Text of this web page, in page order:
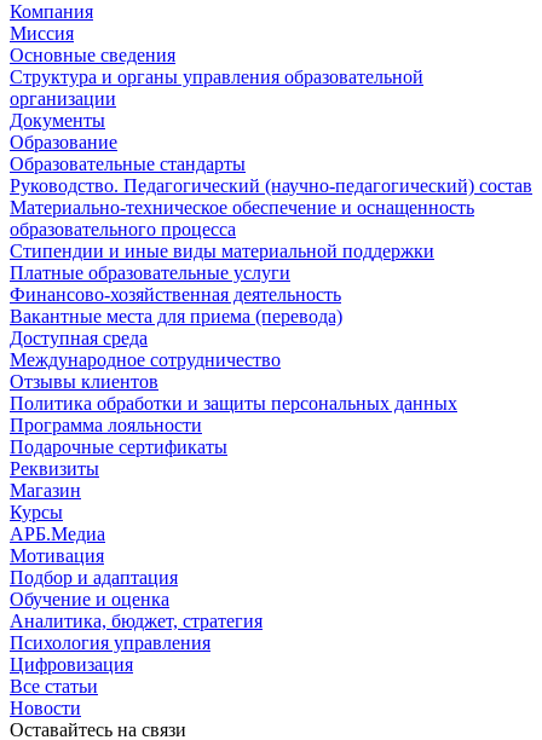
Компания
Миссия
Основные сведения
Структура и органы управления образовательной
организации
Документы
Образование
Образовательные стандарты
Руководство. Педагогический (научно-педагогический) состав
Материально-техническое обеспечение и оснащенность
образовательного процесса
Стипендии и иные виды материальной поддержки
Платные образовательные услуги
Финансово-хозяйственная деятельность
Вакантные места для приема (перевода)
Доступная среда
Международное сотрудничество
Отзывы клиентов
Политика обработки и защиты персональных данных
Программа лояльности
Подарочные сертификаты
Реквизиты
Магазин
Курсы
АРБ.Медиа
Мотивация
Подбор и адаптация
Обучение и оценка
Аналитика, бюджет, стратегия
Психология управления
Цифровизация
Все статьи
Новости
Оставайтесь на связи